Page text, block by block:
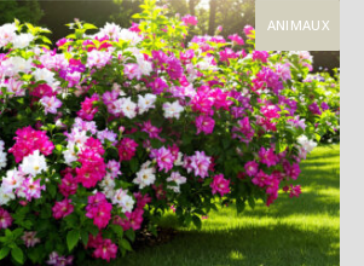
ANIMAUX